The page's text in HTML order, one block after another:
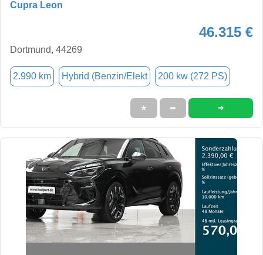
Cupra Leon
46.315 €
Dortmund, 44269
2.990 km Hybrid (Benzin/Elekt 200 kw (272 PS)
★ ➦ ➜